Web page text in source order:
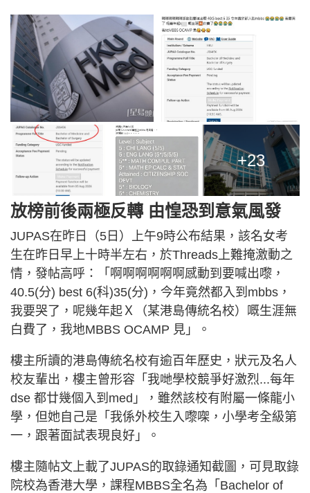
+23
放榜前後兩極反轉 由惶恐到意氣風發
JUPAS在昨日（5日）上午9時公布結果，該名女考
生在昨日早上十時半左右，於Threads上難掩激動之
情，發帖高呼：「啊啊啊啊啊啊感動到要喊出嚟，
40.5(分) best 6(科)35(分)，今年竟然都入到mbbs，
我要哭了，呢幾年起Ｘ（某港島傳統名校）嘅生涯無
白費了，我地MBBS OCAMP 見」。
樓主所讀的港島傳統名校有逾百年歷史，狀元及名人
校友輩出，樓主曾形容「我哋學校競爭好激烈...每年
dse 都廿幾個入到med」，雖然該校有附屬一條龍小
學，但她自己是「我係外校生入嚟㗎，小學考全級第
一，跟著面試表現良好」。
樓主隨帖文上載了JUPAS的取錄通知截圖，可見取錄
院校為香港大學，課程MBBS全名為「Bachelor of